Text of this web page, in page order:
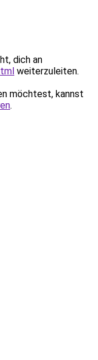
dich an
weiterzuleiten.
möchtest, kannst
.